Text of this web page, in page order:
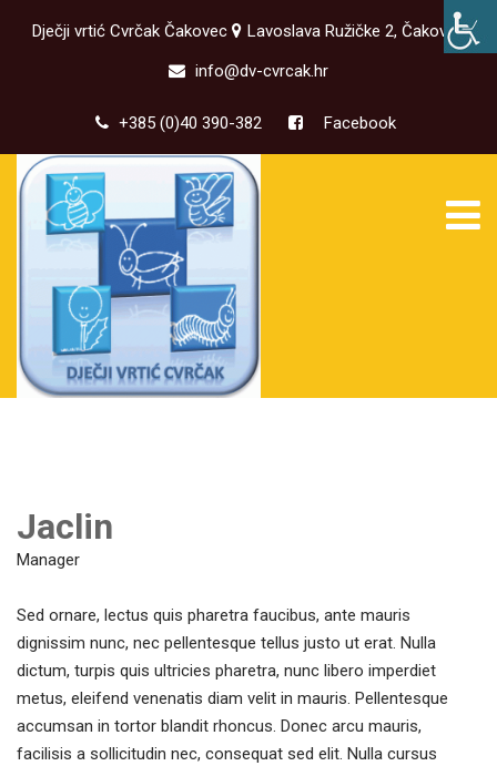
Dječji vrtić Cvrčak Čakovec
Lavoslava Ružičke 2, Čakovec
info@dv-cvrcak.hr
+385 (0)40 390-382 Facebook
Jaclin
Manager
Sed ornare, lectus quis pharetra faucibus, ante mauris
dignissim nunc, nec pellentesque tellus justo ut erat. Nulla
dictum, turpis quis ultricies pharetra, nunc libero imperdiet
metus, eleifend venenatis diam velit in mauris. Pellentesque
accumsan in tortor blandit rhoncus. Donec arcu mauris,
facilisis a sollicitudin nec, consequat sed elit. Nulla cursus